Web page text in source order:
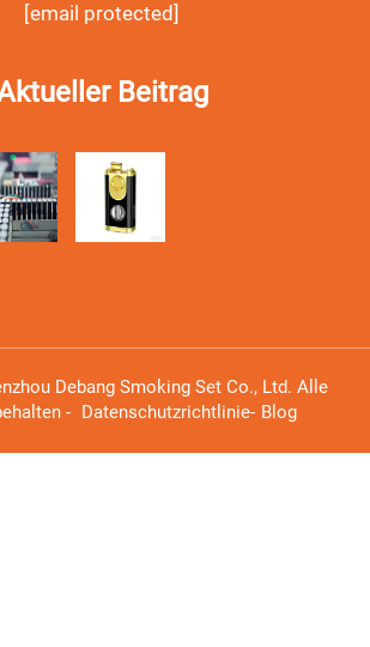
[email protected]
Beitrag
Debang Smoking Set Co., Ltd. Alle
- Datenschutzrichtlinie- Blog